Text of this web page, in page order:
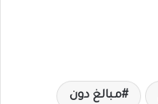
مبالغ دون